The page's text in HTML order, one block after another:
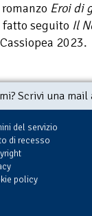
Eroi di
fatto seguito Il
2023.
Scrivi una
del servizio
di recesso
policy